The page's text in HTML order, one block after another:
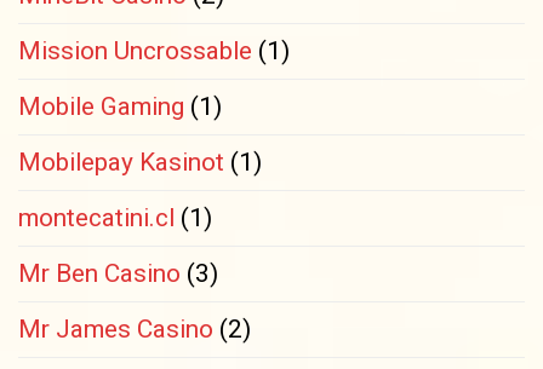
Mission Uncrossable (1)
Mobile Gaming (1)
Mobilepay Kasinot (1)
montecatini.cl (1)
Mr Ben Casino (3)
Mr James Casino (2)